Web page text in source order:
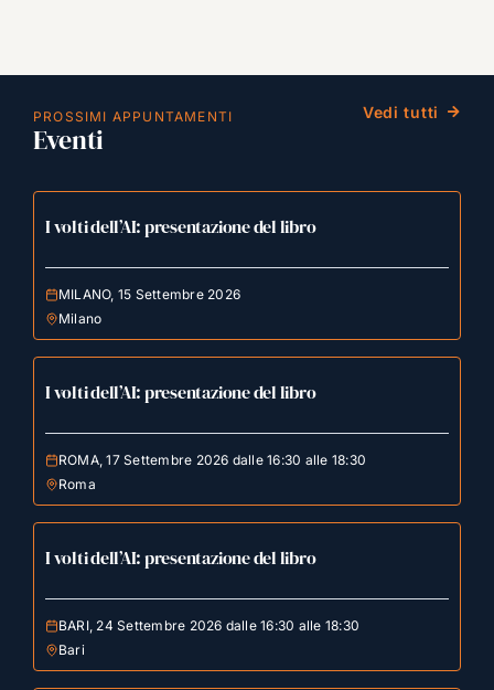
PROSSIMI APPUNTAMENTI
Eventi
Vedi tutti
I volti dell’AI: presentazione del libro
MILANO, 15 Settembre 2026
Milano
I volti dell’AI: presentazione del libro
ROMA, 17 Settembre 2026 dalle 16:30 alle 18:30
Roma
I volti dell’AI: presentazione del libro
BARI, 24 Settembre 2026 dalle 16:30 alle 18:30
Bari